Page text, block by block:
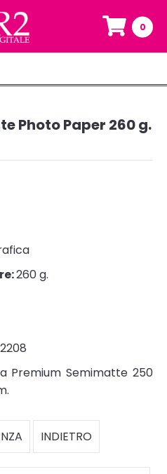
0
Photo Paper 260 g.
260 g.
Premium Semimatte 250
INDIETRO